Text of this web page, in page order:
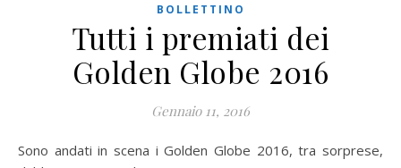
BOLLETTINO
Tutti i premiati dei
Golden Globe 2016
Gennaio 11, 2016
Sono andati in scena i Golden Globe 2016, tra sorprese,